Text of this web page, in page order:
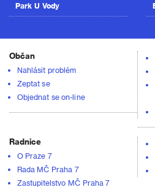
Park U Vody
Občan
Nahlásit problém
Zeptat se
Objednat se on-line
Radnice
O Praze 7
Rada MČ Praha 7
Zastupitelstvo MČ Praha 7